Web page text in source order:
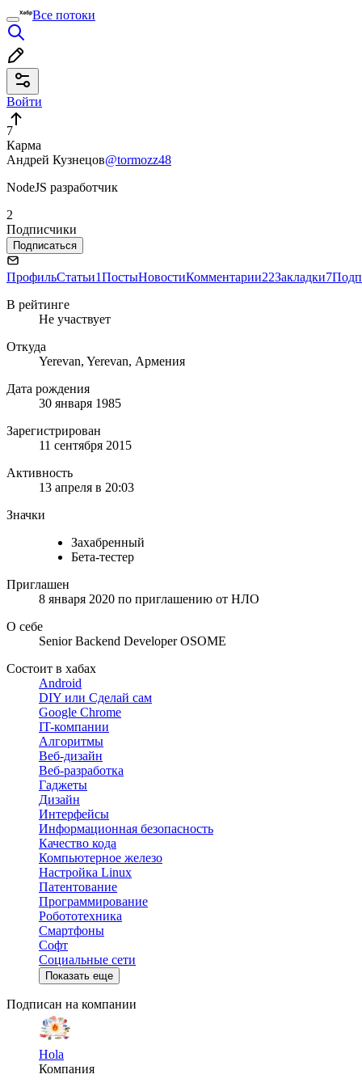
Все потоки
Войти
7
Карма
Андрей Кузнецов@tormozz48
NodeJS разработчик
2
Подписчики
Подписаться
ПрофильСтатьи1ПостыНовостиКомментарии22Закладки7
В рейтинге
Не участвует
Откуда
Yerevan, Yerevan, Армения
Дата рождения
30 января 1985
Зарегистрирован
11 сентября 2015
Активность
13 апреля в 20:03
Значки
Захабренный
Бета-тестер
Приглашен
8 января 2020 по приглашению от НЛО
О себе
Senior Backend Developer OSOME
Состоит в хабах
Android
DIY или Сделай сам
Google Chrome
IT-компании
Алгоритмы
Веб-дизайн
Веб-разработка
Гаджеты
Дизайн
Интерфейсы
Информационная безопасность
Качество кода
Компьютерное железо
Настройка Linux
Патентование
Программирование
Робототехника
Смартфоны
Софт
Социальные сети
Показать еще
Подписан на компании
Hola
Компания